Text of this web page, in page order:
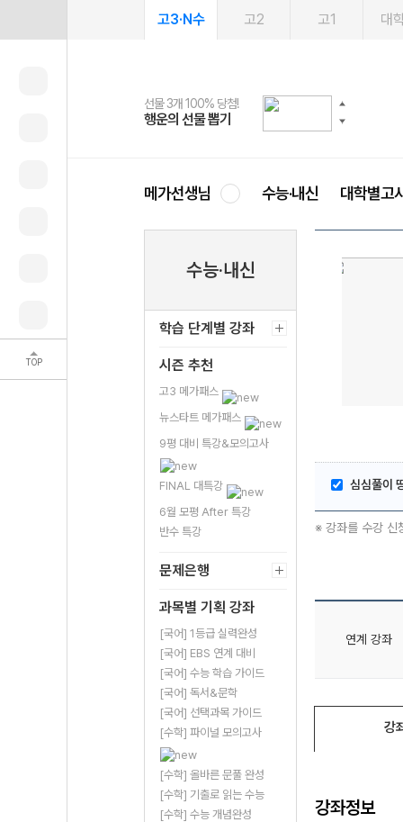
TOP
고3·N수 고2 고1 대
선물 3개 100% 당첨!
행운의 선물 뽑기
선물 100% 증정!
메가스터디 X 올리브
여름방학 스터디 캐시백
메가런 썸머스쿨
2027 러셀 단과
강사 공개선발
스마트러닝앱
설문 EVENT
메가패스
3일 무료 체험권
메가패스 수강생 무료혜택!
메가클럽 멤버십
사회공헌 캠페인
희망이룸 메가나눔
메가선생님 수능·내신 대학별고
수능·내신
학습 단계별 강좌
시즌 추천
고3 메가패스
뉴스타트 메가패스
9평 대비 특강&모의고사
FINAL 대특강
6월 모평 After 특강
반수 특강
문제은행
과목별 기획 강좌
[국어] 1등급 실력완성
[국어] EBS 연계 대비
[국어] 수능 학습 가이드
[국어] 독서&문학
[국어] 선택과목 가이드
[수학] 파이널 모의고사
[수학] 올바른 문풀 완성
[수학] 기출로 읽는 수능
[수학] 수능 개념완성
심심풀이
※ 강좌를 수강 신
연계 강좌
강
강좌정보